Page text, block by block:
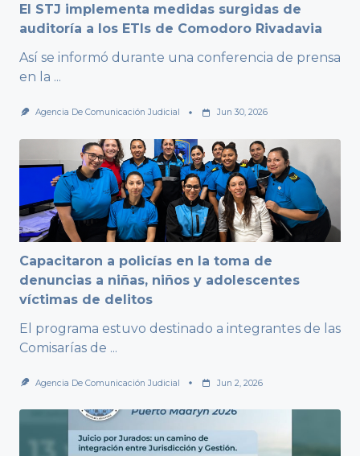
El STJ implementa medidas surgidas de
auditoría a los ETIs de Comodoro Rivadavia
Así se informó durante una conferencia de prensa
en la ...
Agencia De Comunicación Judicial Jun 30, 2026
Capacitaron a policías en la toma de
denuncias a niñas, niños y adolescentes
víctimas de delitos
El programa estuvo destinado a integrantes de las
Comisarías de ...
Agencia De Comunicación Judicial Jun 2, 2026